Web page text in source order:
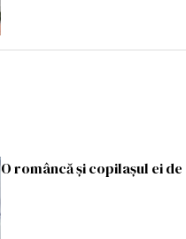
O româncă și copilașul ei